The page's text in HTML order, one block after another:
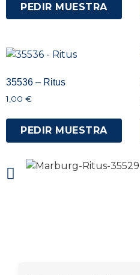
PEDIR MUESTRA
35536 – Ritus
1,00 €
PEDIR MUESTRA